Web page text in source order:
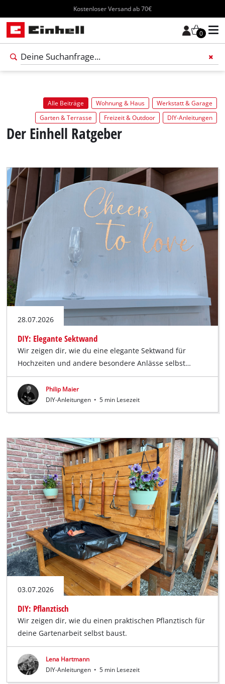
Kostenloser Versand ab 70€
0
Deutsch
Alle Beiträge Wohnung & Haus
Werkstatt & Garage
Garten & Terrasse
Freizeit & Outdoor DIY-Anleitungen
Der Einhell Ratgeber
28.07.2026
DIY: Elegante Sektwand
Wir zeigen dir, wie du eine elegante Sektwand für
Hochzeiten und andere besondere Anlässe selbst…
Philip Maier
DIY-Anleitungen • 5 min Lesezeit
03.07.2026
DIY: Pflanztisch
Wir zeigen dir, wie du einen praktischen Pflanztisch für
deine Gartenarbeit selbst baust.
Lena Hartmann
DIY-Anleitungen • 5 min Lesezeit